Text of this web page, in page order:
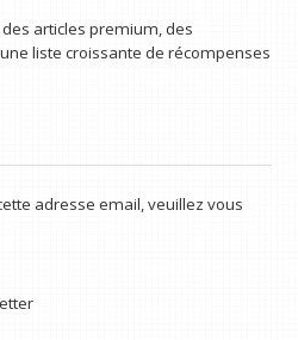
articles premium, des
liste croissante de récompenses
adresse email, veuillez vous